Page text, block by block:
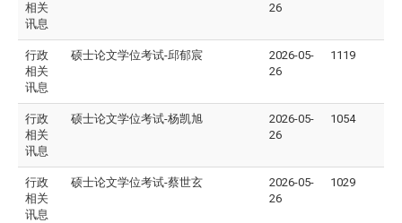
相关
讯息
26
行政
相关
讯息
硕士论文学位考试-邱郁宸
2026-05-
26
1119
行政
相关
讯息
硕士论文学位考试-杨凯旭
2026-05-
26
1054
行政
相关
讯息
硕士论文学位考试-蔡世玄
2026-05-
26
1029